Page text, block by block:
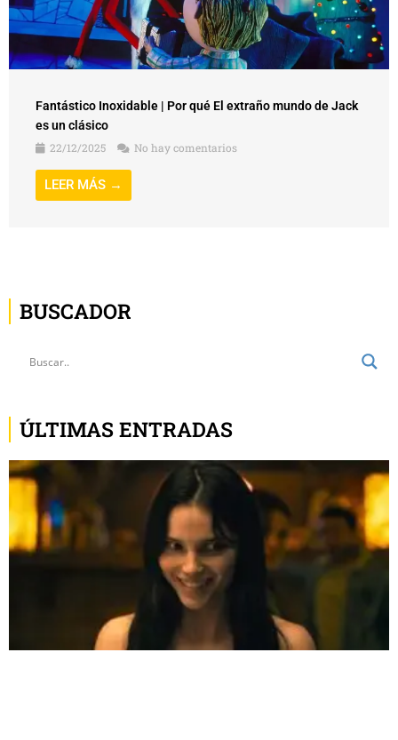
Fantástico Inoxidable | Por qué El extraño mundo de Jack
es un clásico
22/12/2025
No hay comentarios
LEER MÁS →
BUSCADOR
ÚLTIMAS ENTRADAS